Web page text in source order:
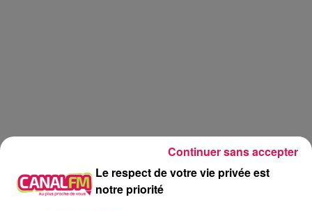
Le respect de votre vie privée est
notre priorité
Continuer sans accepter